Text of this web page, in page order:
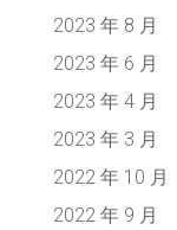
2023 年 8 月
2023 年 6 月
2023 年 4 月
2023 年 3 月
2022 年 10 月
2022 年 9 月